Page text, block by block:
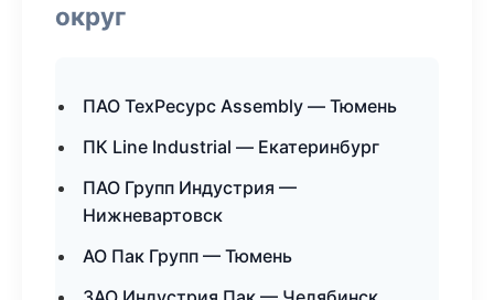
округ
ПАО ТехРесурс Assembly — Тюмень
ПК Line Industrial — Екатеринбург
ПАО Групп Индустрия —
Нижневартовск
АО Пак Групп — Тюмень